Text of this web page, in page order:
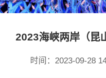
2023海峡两岸（昆
时间：2023-09-28